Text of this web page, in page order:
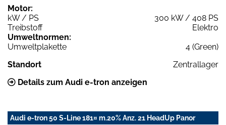
Motor:
kW / PS
300 kW / 408 PS
Treibstoff
Elektro
Umweltnormen:
Umweltplakette
4 (Green)
Standort
Zentrallager
Details zum Audi e-tron anzeigen
Audi e-tron 50 S-Line 181¤ m.20% Anz. 21 HeadUp Panor